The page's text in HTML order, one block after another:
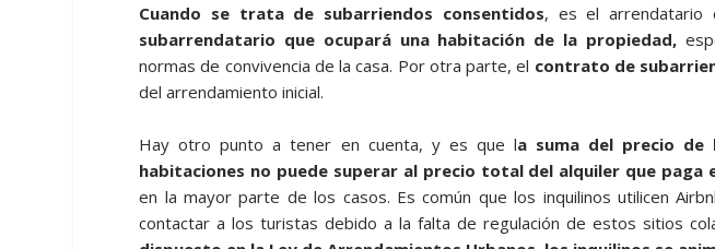
Cuando se trata de subarriendos consentidos, es el arrendatario
subarrendatario que ocupará una habitación de la propiedad,
normas de convivencia de la casa. Por otra parte, el contrato de
del arrendamiento inicial.
Hay otro punto a tener en cuenta, y es que la suma del precio de
habitaciones no puede superar al precio total del alquiler que paga
en la mayor parte de los casos. Es común que los inquilinos utilicen
contactar a los turistas debido a la falta de regulación de estos sitios